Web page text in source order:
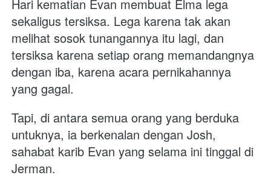
Hari kematian Evan membuat Elma lega
sekaligus tersiksa. Lega karena tak akan
melihat sosok tunangannya itu lagi, dan
tersiksa karena setiap orang memandangnya
dengan iba, karena acara pernikahannya
yang gagal.
Tapi, di antara semua orang yang berduka
untuknya, ia berkenalan dengan Josh,
sahabat karib Evan yang selama ini tinggal di
Jerman.